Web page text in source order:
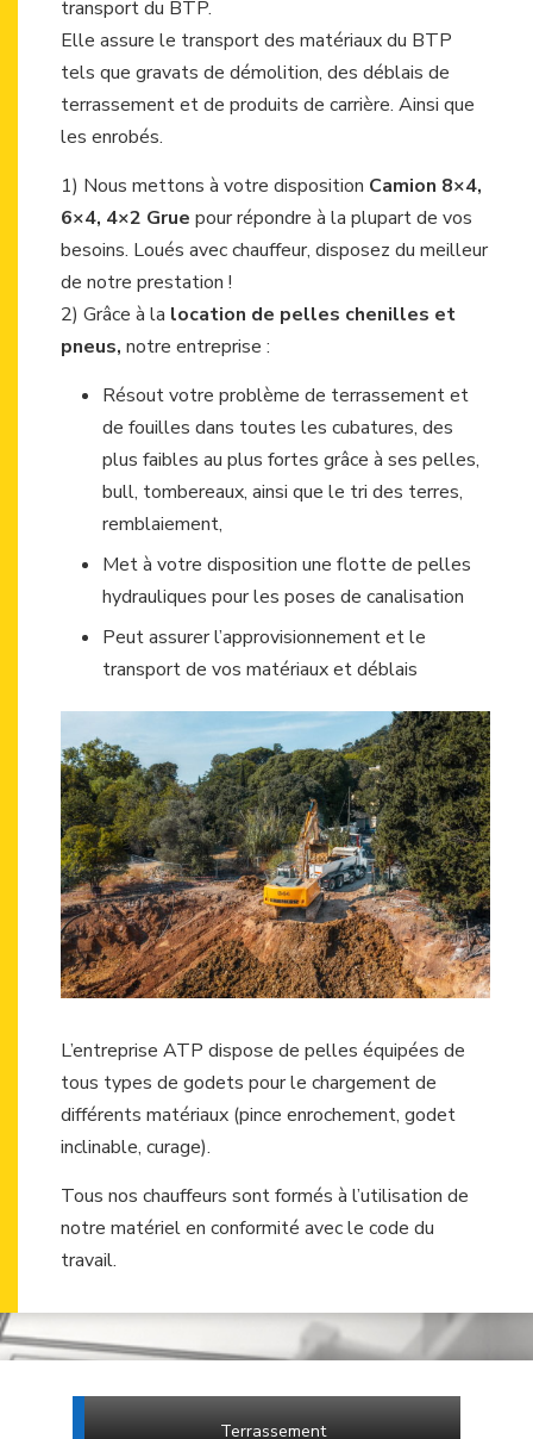
transport du BTP.
Elle assure le transport des matériaux du BTP
tels que gravats de démolition, des déblais de
terrassement et de produits de carrière. Ainsi que
les enrobés.
1) Nous mettons à votre disposition Camion 8×4,
6×4, 4×2 Grue pour répondre à la plupart de vos
besoins. Loués avec chauffeur, disposez du meilleur
de notre prestation !
2) Grâce à la location de pelles chenilles et
pneus, notre entreprise :
Résout votre problème de terrassement et
de fouilles dans toutes les cubatures, des
plus faibles au plus fortes grâce à ses pelles,
bull, tombereaux, ainsi que le tri des terres,
remblaiement,
Met à votre disposition une flotte de pelles
hydrauliques pour les poses de canalisation
Peut assurer l’approvisionnement et le
transport de vos matériaux et déblais
L’entreprise ATP dispose de pelles équipées de
tous types de godets pour le chargement de
différents matériaux (pince enrochement, godet
inclinable, curage).
Tous nos chauffeurs sont formés à l’utilisation de
notre matériel en conformité avec le code du
travail.
Terrassement